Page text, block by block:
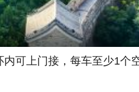
可上门接，每车至少1个